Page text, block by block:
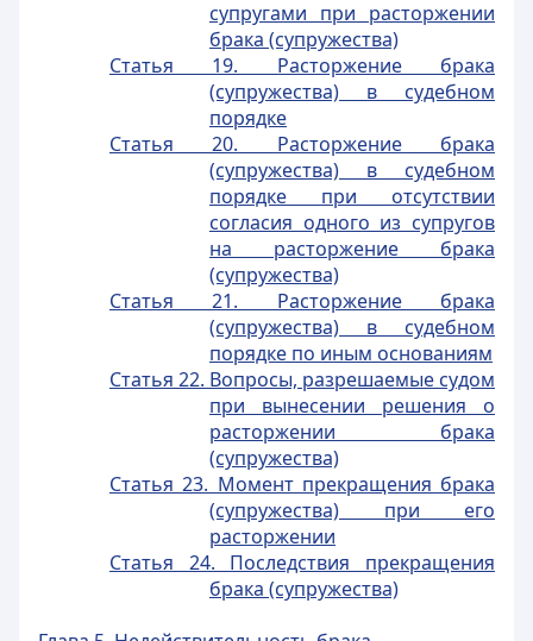
супругами при расторжении
брака (супружества)
Статья 19. Расторжение брака
(супружества) в судебном
порядке
Статья 20. Расторжение брака
(супружества) в судебном
порядке при отсутствии
согласия одного из супругов
на расторжение брака
(супружества)
Статья 21. Расторжение брака
(супружества) в судебном
порядке по иным основаниям
Статья 22. Вопросы, разрешаемые судом
при вынесении решения о
расторжении брака
(супружества)
Статья 23. Момент прекращения брака
(супружества) при его
расторжении
Статья 24. Последствия прекращения
брака (супружества)